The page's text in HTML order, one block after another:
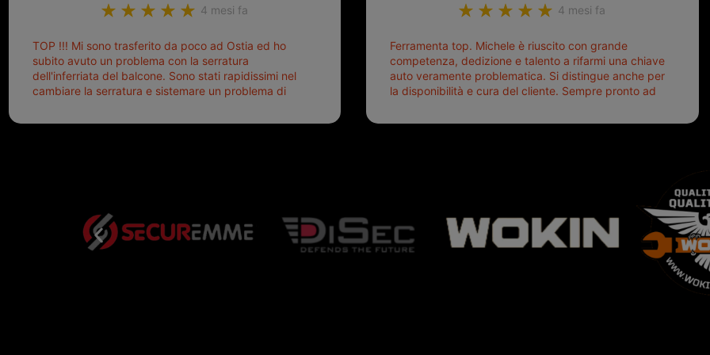
4 mesi fa
TOP !!! Mi sono trasferito da poco ad Ostia ed ho
subito avuto un problema con la serratura
dell'inferriata del balcone. Sono stati rapidissimi nel
cambiare la serratura e sistemare un problema di
che onesto evitando spese ben più esose.
4 mesi fa
Ferramenta top. Michele è riuscito con grande
competenza, dedizione e talento a rifarmi una chiave
auto veramente problematica. Si distingue anche per
la disponibilità e cura del cliente. Sempre pronto ad